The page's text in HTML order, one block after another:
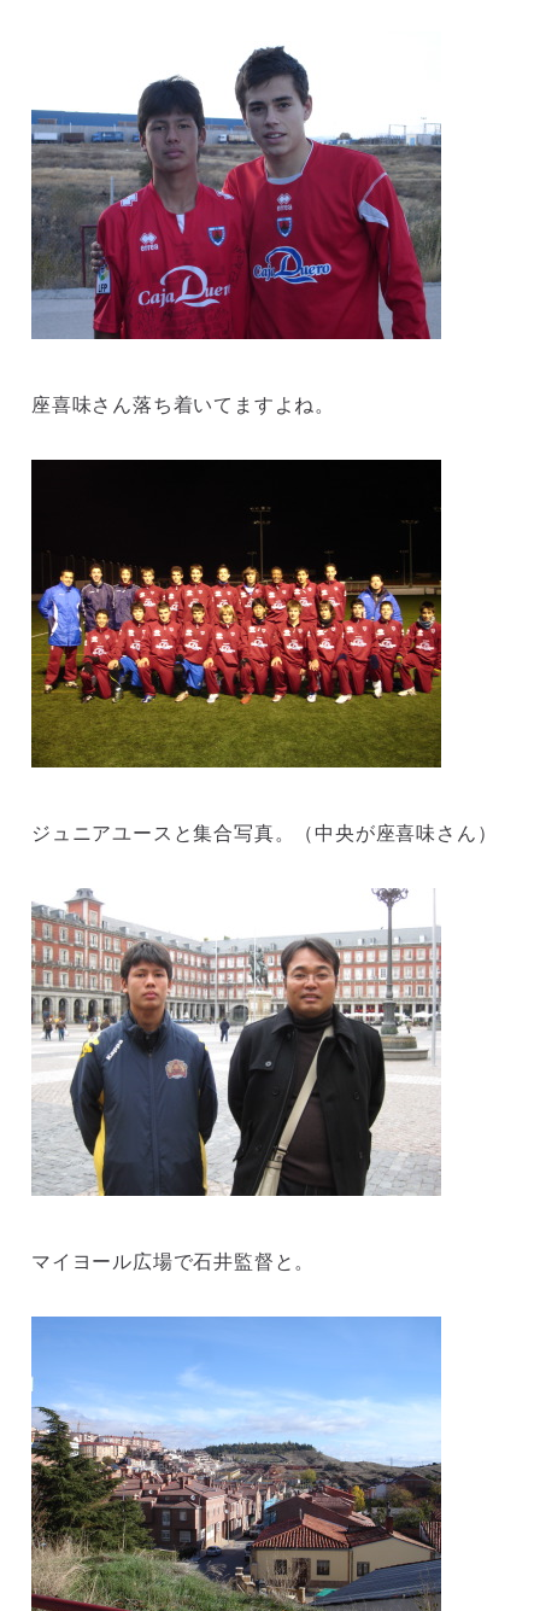
座喜味さん落ち着いてますよね。
ジュニアユースと集合写真。（中央が座喜味さん）
マイヨール広場で石井監督と。